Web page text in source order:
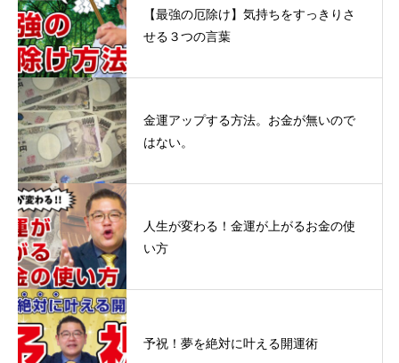
【最強の厄除け】気持ちをすっきりさ
せる３つの言葉
金運アップする方法。お金が無いので
はない。
人生が変わる！金運が上がるお金の使
い方
予祝！夢を絶対に叶える開運術